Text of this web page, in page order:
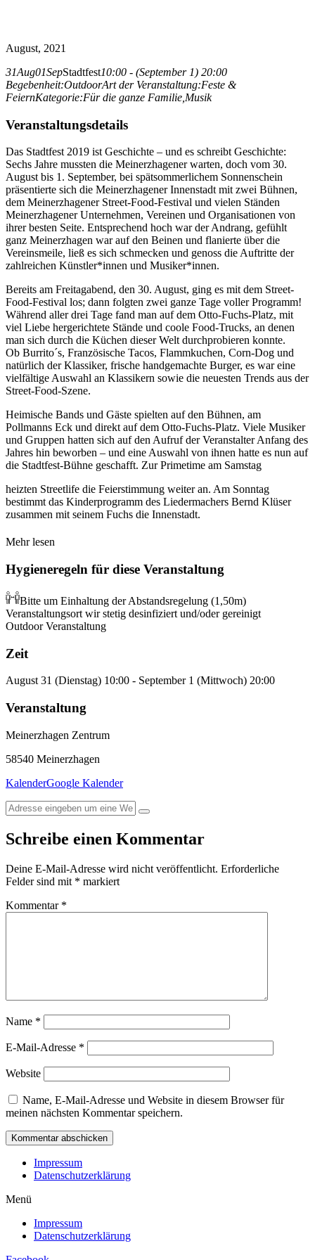
August, 2021
31Aug01SepStadtfest10:00 - (September 1) 20:00
Begebenheit:OutdoorArt der Veranstaltung:Feste &
FeiernKategorie:Für die ganze Familie, Musik
Veranstaltungsdetails
Das Stadtfest 2019 ist Geschichte – und es schreibt Geschichte:
Sechs Jahre mussten die Meinerzhagener warten, doch vom 30.
August bis 1. September, bei spätsommerlichem Sonnenschein
präsentierte sich die Meinerzhagener Innenstadt mit zwei Bühnen,
dem Meinerzhagener Street-Food-Festival und vielen Ständen
Meinerzhagener Unternehmen, Vereinen und Organisationen von
ihrer besten Seite. Entsprechend hoch war der Andrang, gefühlt
ganz Meinerzhagen war auf den Beinen und flanierte über die
Vereinsmeile, ließ es sich schmecken und genoss die Auftritte der
zahlreichen Künstler*innen und Musiker*innen.
Bereits am Freitagabend, den 30. August, ging es mit dem Street-
Food-Festival los; dann folgten zwei ganze Tage voller Programm!
Während aller drei Tage fand man auf dem Otto-Fuchs-Platz, mit
viel Liebe hergerichtete Stände und coole Food-Trucks, an denen
man sich durch die Küchen dieser Welt durchprobieren konnte.
Ob Burrito´s, Französische Tacos, Flammkuchen, Corn-Dog und
natürlich der Klassiker, frische handgemachte Burger, es war eine
vielfältige Auswahl an Klassikern sowie die neuesten Trends aus der
Street-Food-Szene.
Heimische Bands und Gäste spielten auf den Bühnen, am
Pollmanns Eck und direkt auf dem Otto-Fuchs-Platz. Viele Musiker
und Gruppen hatten sich auf den Aufruf der Veranstalter Anfang des
Jahres hin beworben – und eine Auswahl von ihnen hatte es nun auf
die Stadtfest-Bühne geschafft. Zur Primetime am Samstag
heizten Streetlife die Feierstimmung weiter an. Am Sonntag
bestimmt das Kinderprogramm des Liedermachers Bernd Klüser
zusammen mit seinem Fuchs die Innenstadt.
Mehr lesen
Hygieneregeln für diese Veranstaltung
Bitte um Einhaltung der Abstandsregelung (1,50m)
Veranstaltungsort wir stetig desinfiziert und/oder gereinigt
Outdoor Veranstaltung
Zeit
August 31 (Dienstag) 10:00 - September 1 (Mittwoch) 20:00
Veranstaltung
Meinerzhagen Zentrum
58540 Meinerzhagen
KalenderGoogle Kalender
Schreibe einen Kommentar
Deine E-Mail-Adresse wird nicht veröffentlicht. Erforderliche
Felder sind mit * markiert
Kommentar *
Name *
E-Mail-Adresse *
Website
Name, E-Mail-Adresse und Website in diesem Browser für
meinen nächsten Kommentar speichern.
Impressum
Datenschutzerklärung
Menü
Impressum
Datenschutzerklärung